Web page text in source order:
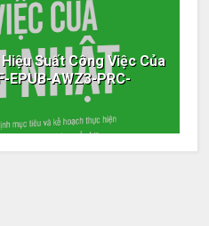
Suất Công Việc Của
EPUB-AWZ3-PRC-